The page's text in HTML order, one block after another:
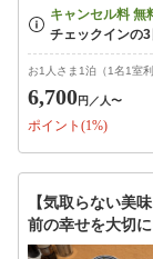
お1人さま1泊（1名1室
6,700円 ／人〜
ポイント(1%)
【気取らない美
前の幸せを大切